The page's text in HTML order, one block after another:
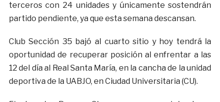
terceros con 24 unidades y únicamente sostendrán
partido pendiente, ya que esta semana descansan.
Club Sección 35 bajó al cuarto sitio y hoy tendrá la
oportunidad de recuperar posición al enfrentar a las
12 del día al Real Santa María, en la cancha de la unidad
deportiva de la UABJO, en Ciudad Universitaria (CU).